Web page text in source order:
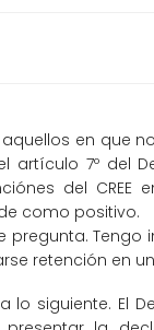
en que
artículo 7º del
del
como positivo.
Tengo
retención en
lo siguiente. El